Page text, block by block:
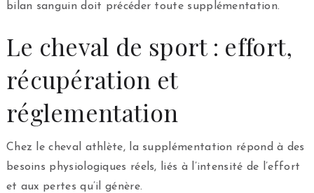
bilan sanguin doit précéder toute supplémentation.
Le cheval de sport : effort,
récupération et
réglementation
Chez le cheval athlète, la supplémentation répond à des
besoins physiologiques réels, liés à l’intensité de l’effort
et aux pertes qu’il génère.